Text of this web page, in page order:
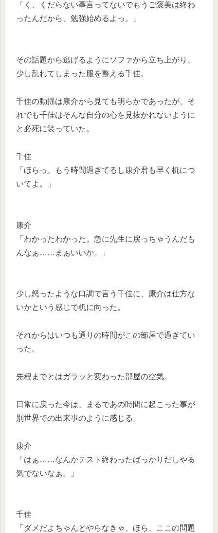
「く、くだらない事言ってないでもうご褒美は終わ
ったんだから、勉強始めるよっ。」
その話題から逃げるようにソファから立ち上がり、
少し乱れてしまった服を整える千佳。
千佳の動揺は康介から見ても明らかであったが、そ
れでも千佳はそんな自分の心を見抜かれないように
と必死に装っていた。
千佳
「ほらっ、もう時間過ぎてるし康介君も早く机につ
いてよ。」
康介
「わかったわかった。急に先生に戻っちゃうんだも
んなぁ……まぁいいか。」
少し怒ったような口調で言う千佳に、康介は仕方な
いかという感じで机に向った。
それからはいつも通りの時間がこの部屋で過ぎてい
った。
先程までとはガラッと変わった部屋の空気。
日常に戻った今は、まるであの時間に起こった事が
別世界での出来事のように感じる。
康介
「はぁ……なんかテスト終わったばっかりだしやる
気でないなぁ。」
千佳
「ダメだよちゃんとやらなきゃ、ほら、ここの問題